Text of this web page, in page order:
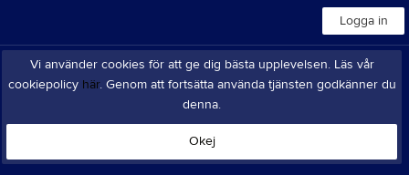
Logga in
Vi använder cookies för att ge dig bästa upplevelsen. Läs vår
cookiepolicy här. Genom att fortsätta använda tjänsten godkänner du
denna.
Okej